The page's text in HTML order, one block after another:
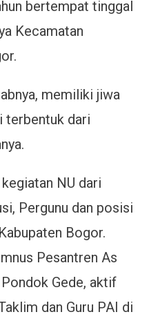
bertempat tinggal
Kecamatan
memiliki jiwa
terbentuk dari
NU dari
Pergunu dan posisi
Bogor.
Pesantren As
Gede, aktif
dan Guru PAI di